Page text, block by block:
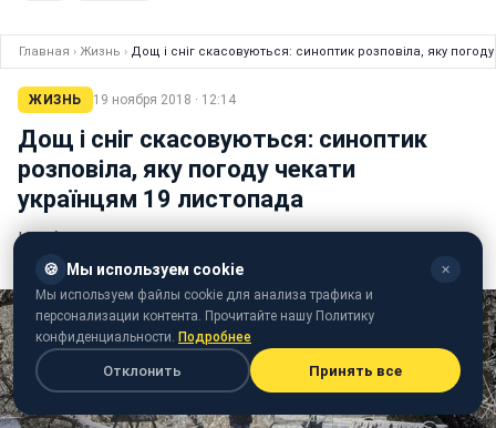
Главная › Жизнь › Дощ і сніг скасовуються: синоптик розповіла, яку
ЖИЗНЬ 19 ноября 2018 · 12:14
Дощ і сніг скасовуються: синоптик
розповіла, яку погоду чекати
українцям 19 листопада
Найближчої ночі слід очікувати негоду на Півдні і в
Центрі
🍪 Мы используем cookie ✕
Мы используем файлы cookie для анализа трафика и
персонализации контента. Прочитайте нашу Политику
конфиденциальности. Подробнее
Отклонить Принять все